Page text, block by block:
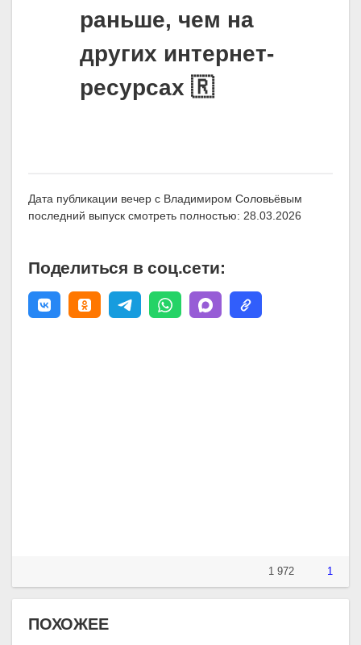
раньше, чем на
других интернет-
ресурсах 🇷
Дата публикации вечер с Владимиром Соловьёвым
последний выпуск смотреть полностью: 28.03.2026
Поделиться в соц.сети:
1 972 1
ПОХОЖЕЕ